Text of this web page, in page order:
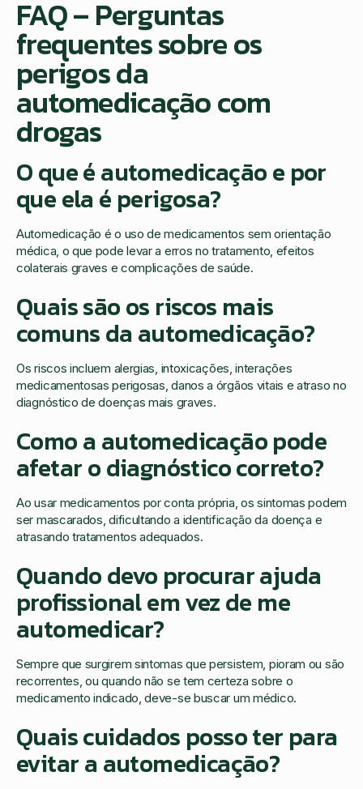
FAQ – Perguntas
frequentes sobre os
perigos da
automedicação com
drogas
O que é automedicação e por
que ela é perigosa?
Automedicação é o uso de medicamentos sem orientação
médica, o que pode levar a erros no tratamento, efeitos
colaterais graves e complicações de saúde.
Quais são os riscos mais
comuns da automedicação?
Os riscos incluem alergias, intoxicações, interações
medicamentosas perigosas, danos a órgãos vitais e atraso no
diagnóstico de doenças mais graves.
Como a automedicação pode
afetar o diagnóstico correto?
Ao usar medicamentos por conta própria, os sintomas podem
ser mascarados, dificultando a identificação da doença e
atrasando tratamentos adequados.
Quando devo procurar ajuda
profissional em vez de me
automedicar?
Sempre que surgirem sintomas que persistem, pioram ou são
recorrentes, ou quando não se tem certeza sobre o
medicamento indicado, deve-se buscar um médico.
Quais cuidados posso ter para
evitar a automedicação?